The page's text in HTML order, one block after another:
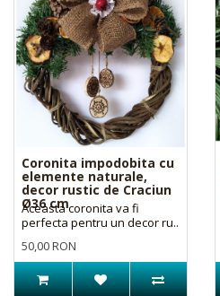
Coronita impodobita cu
elemente naturale,
decor rustic de Craciun
Ø36 cm
Aceasta coronita va fi
perfecta pentru un decor ru..
50,00 RON